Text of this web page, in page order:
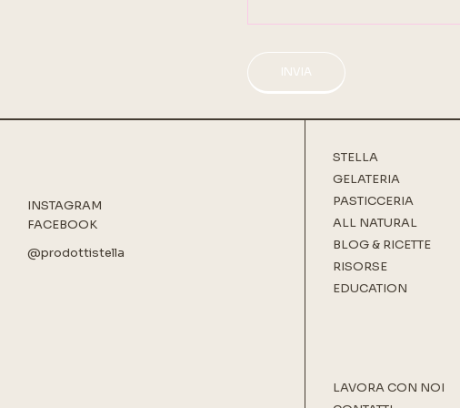
INVIA
INSTAGRAM
FACEBOOK
@prodottistella
STELLA
GELATERIA
PASTICCERIA
ALL NATURAL
BLOG & RICETTE
RISORSE
EDUCATION
LAVORA CON NOI